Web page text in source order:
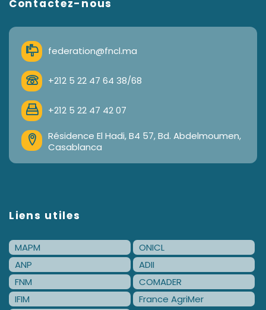
Contactez-nous
federation@fncl.ma
+212 5 22 47 64 38/68
+212 5 22 47 42 07
Résidence El Hadi, B4 57, Bd. Abdelmoumen,
Casablanca
Liens utiles
MAPM
ONICL
ANP
ADII
FNM
COMADER
IFIM
France AgriMer